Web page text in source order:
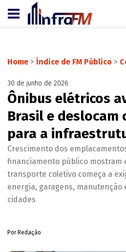
Home > Índice de FM Público >
30 de junho de 2026
Ônibus elétricos
Brasil e deslocam
para a
Crescimento dos
financiamento público mostram
transporte coletivo começa a
energia, garagens, manutenção
cidades
Por Redação